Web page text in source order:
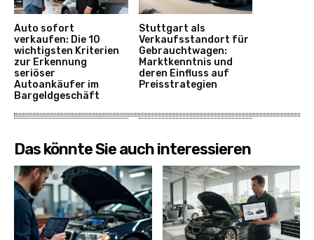
Auto sofort
verkaufen: Die 10
wichtigsten Kriterien
zur Erkennung
seriöser
Autoankäufer im
Bargeldgeschäft
Stuttgart als
Verkaufsstandort für
Gebrauchtwagen:
Marktkenntnis und
deren Einfluss auf
Preisstrategien
Das könnte Sie auch interessieren